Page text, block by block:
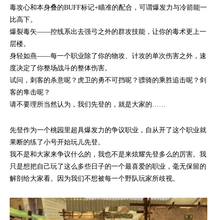
毒攻心和本身叠的BUFF标记+瞄准的配合，可谓爆发力与冷箭能一
比高下。
爆裂毒矢——控线系出去强弓之外的群攻技能，让你的毒术更上一
层楼。
身轻如燕——每一个职业除了你的物攻、计攻的单次伤害之外，速
度决定了你整场战斗的整体伤害。
试问，刺客的杀意呢？虎卫的勇不可挡呢？骠骑的乘胜追击呢？剑
客的隼击呢？
请不要理所当然认为，我们先登的，就是大家的……
先登作为一个桃园里超具爆发力的争议职业，自从开了这个职业就
果断的练了小号开始玩儿先登。
我不是和大家来争议什么的，我也不是来炫耀先登多么的厉害。我
只是想把自己玩了这么多些日子的一个最喜爱的职业，毫无保留的
解剖给大家看。因为我们不想被每一个野队玩家所歧视。